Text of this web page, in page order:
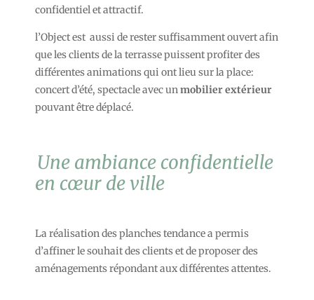
confidentiel et attractif.
l’Object est aussi de rester suffisamment ouvert afin
que les clients de la terrasse puissent profiter des
différentes animations qui ont lieu sur la place:
concert d’été, spectacle avec unmobilier extérieur
pouvant être déplacé.
Une ambiance confidentielle
en cœur de ville
La réalisation des planches tendance a permis
d’affiner le souhait des clients et de proposer des
aménagements répondant aux différentes attentes.